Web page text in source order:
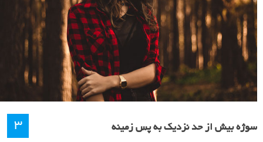
۳ سوژه بیش از حد نزدیک به پس زمینه